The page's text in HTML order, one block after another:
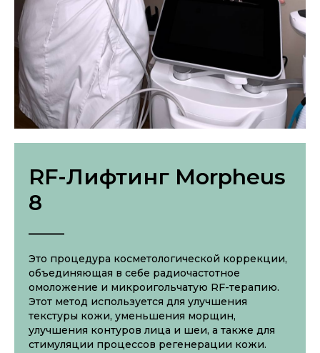
RF-Лифтинг Morpheus
8
Это процедура косметологической коррекции,
объединяющая в себе радиочастотное
омоложение и микроигольчатую RF-терапию.
Этот метод используется для улучшения
текстуры кожи, уменьшения морщин,
улучшения контуров лица и шеи, а также для
стимуляции процессов регенерации кожи.